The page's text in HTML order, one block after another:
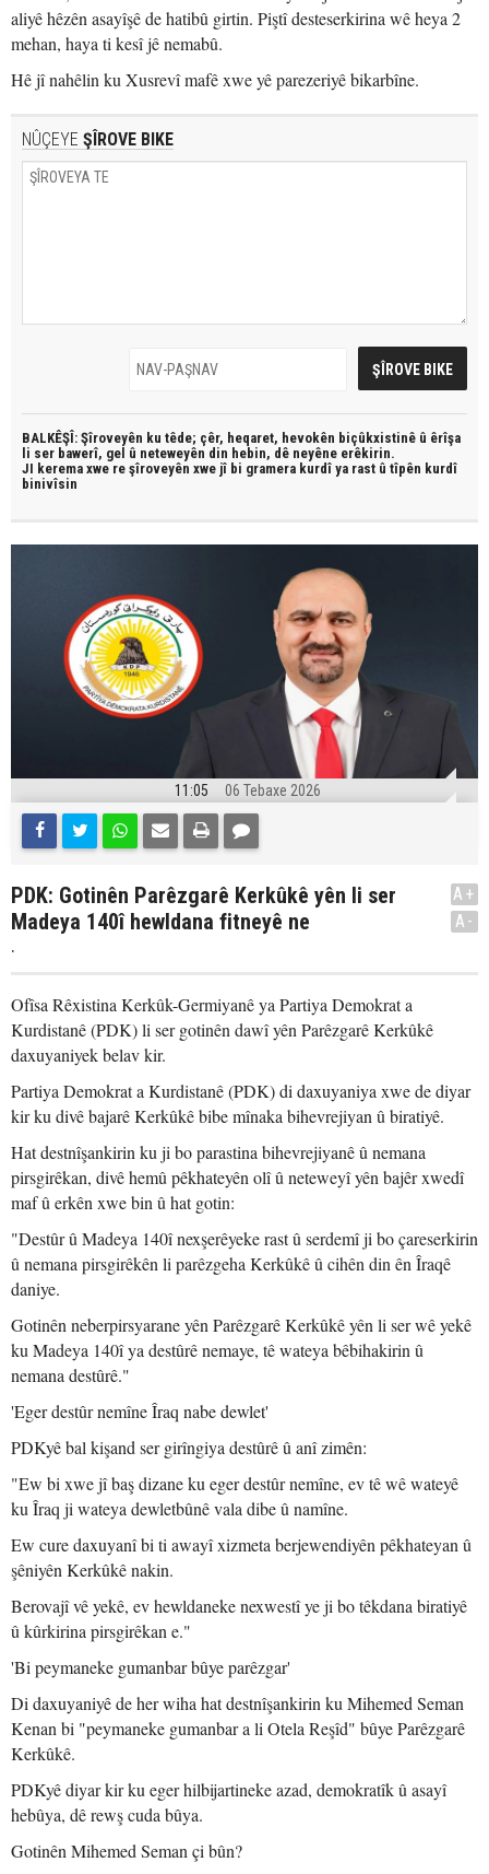
aliyê hêzên asayîşê de hatibû girtin. Piştî desteserkirina wê heya 2
mehan, haya ti kesî jê nemabû.
Hê jî nahêlin ku Xusrevî mafê xwe yê parezeriyê bikarbîne.
NÛÇEYE ŞÎROVE BIKE
BALKÊŞÎ: Şîroveyên ku têde; çêr, heqaret, hevokên biçûkxistinê û êrîşa
li ser bawerî, gel û neteweyên din hebin, dê neyêne erêkirin.
JI kerema xwe re şîroveyên xwe jî bi gramera kurdî ya rast û tîpên kurdî
binivîsin
11:05 06 Tebaxe 2026
PDK: Gotinên Parêzgarê Kerkûkê yên li ser
Madeya 140î hewldana fitneyê ne
.
A+
A-
Ofîsa Rêxistina Kerkûk-Germiyanê ya Partiya Demokrat a
Kurdistanê (PDK) li ser gotinên dawî yên Parêzgarê Kerkûkê
daxuyaniyek belav kir.
Partiya Demokrat a Kurdistanê (PDK) di daxuyaniya xwe de diyar
kir ku divê bajarê Kerkûkê bibe mînaka bihevrejiyan û biratiyê.
Hat destnîşankirin ku ji bo parastina bihevrejiyanê û nemana
pirsgirêkan, divê hemû pêkhateyên olî û neteweyî yên bajêr xwedî
maf û erkên xwe bin û hat gotin:
"Destûr û Madeya 140î nexşerêyeke rast û serdemî ji bo çareserkirin
û nemana pirsgirêkên li parêzgeha Kerkûkê û cihên din ên Îraqê
daniye.
Gotinên neberpirsyarane yên Parêzgarê Kerkûkê yên li ser wê yekê
ku Madeya 140î ya destûrê nemaye, tê wateya bêbihakirin û
nemana destûrê."
'Eger destûr nemîne Îraq nabe dewlet'
PDKyê bal kişand ser girîngiya destûrê û anî zimên:
"Ew bi xwe jî baş dizane ku eger destûr nemîne, ev tê wê wateyê
ku Îraq ji wateya dewletbûnê vala dibe û namîne.
Ew cure daxuyanî bi ti awayî xizmeta berjewendiyên pêkhateyan û
şêniyên Kerkûkê nakin.
Berovajî vê yekê, ev hewldaneke nexwestî ye ji bo têkdana biratiyê
û kûrkirina pirsgirêkan e."
'Bi peymaneke gumanbar bûye parêzgar'
Di daxuyaniyê de her wiha hat destnîşankirin ku Mihemed Seman
Kenan bi "peymaneke gumanbar a li Otela Reşîd" bûye Parêzgarê
Kerkûkê.
PDKyê diyar kir ku eger hilbijartineke azad, demokratîk û asayî
hebûya, dê rewş cuda bûya.
Gotinên Mihemed Seman çi bûn?